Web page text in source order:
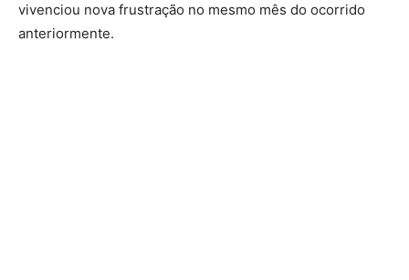
vivenciou nova frustração no mesmo mês do ocorrido
anteriormente.